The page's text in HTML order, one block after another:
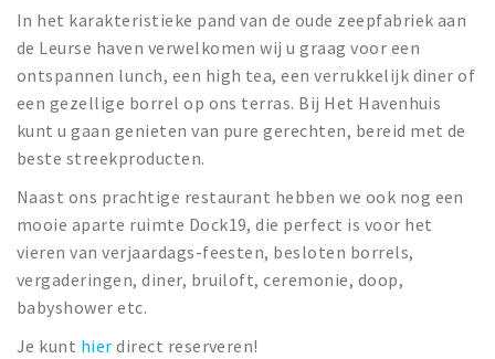
Toeristische routes
Natuurgebieden
Baroniepoorten
Sport
Inloggen
In het karakteristieke pand van de oude zeepfabriek aan
de Leurse haven verwelkomen wij u graag voor een
ontspannen lunch, een high tea, een verrukkelijk diner of
een gezellige borrel op ons terras. Bij Het Havenhuis
kunt u gaan genieten van pure gerechten, bereid met de
beste streekproducten.
Naast ons prachtige restaurant hebben we ook nog een
mooie aparte ruimte Dock19, die perfect is voor het
vieren van verjaardags-feesten, besloten borrels,
vergaderingen, diner, bruiloft, ceremonie, doop,
babyshower etc.
Je kunt hier direct reserveren!